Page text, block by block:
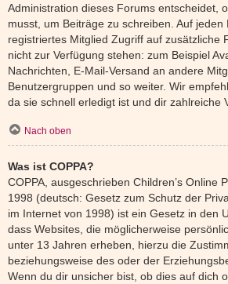
Administration dieses Forums entscheidet,
musst, um Beiträge zu schreiben. Auf jeden
registriertes Mitglied Zugriff auf zusätzliche
nicht zur Verfügung stehen: zum Beispiel
Nachrichten, E-Mail-Versand an andere
Benutzergruppen und so weiter. Wir
da sie schnell erledigt ist und dir zahlreiche
Nach oben
Was ist COPPA?
COPPA, ausgeschrieben Children’s Online
1998 (deutsch: Gesetz zum Schutz der
im Internet von 1998) ist ein Gesetz in den
dass Websites, die möglicherweise
unter 13 Jahren erheben, hierzu die
beziehungsweise des oder der
Wenn du dir unsicher bist, ob dies auf dich